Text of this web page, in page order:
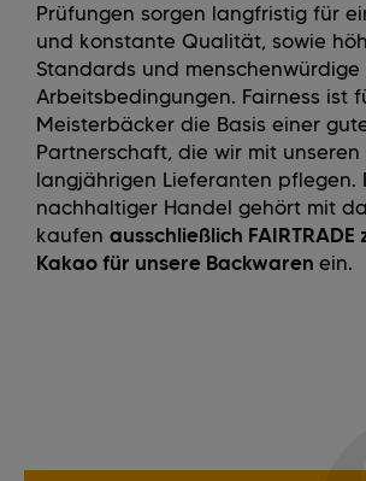
Prüfungen sorgen langfristig für
und konstante Qualität, sowie
Standards und menschenwürdige
Arbeitsbedingungen. Fairness ist
Meisterbäcker die Basis einer
Partnerschaft, die wir mit unseren
langjährigen Lieferanten pflegen.
nachhaltiger Handel gehört mit
kaufen ausschließlich
Kakao für unsere Backwaren ein.